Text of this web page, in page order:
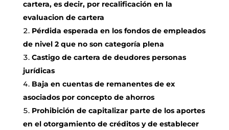
cartera, es decir, por recalificación en la
evaluacion de cartera
Pérdida esperada en los fondos de empleados
de nivel 2 que no son categoría plena
Castigo de cartera de deudores personas
jurídicas
Baja en cuentas de remanentes de ex
asociados por concepto de ahorros
Prohibición de capitalizar parte de los aportes
en el otorgamiento de créditos y de establecer